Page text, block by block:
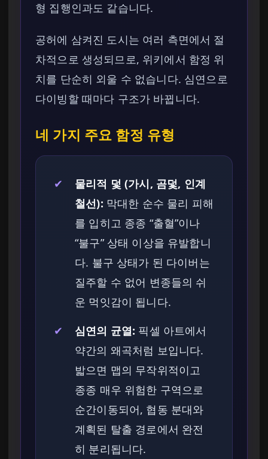
형 집행인과도 같습니다.
공허에 삼켜진 도시는 여러 측면에서 절
차적으로 생성되므로, 위키에서 함정 위
치를 단순히 외울 수 없습니다. 심연으로
다이빙할 때마다 구조가 바뀝니다.
네 가지 주요 함정 유형
✔
물리적 덫 (가시, 곰덫, 인계
철선): 막대한 순수 물리 피해
를 입히고 종종 “출혈”이나
“불구” 상태 이상을 유발합니
다. 불구 상태가 된 다이버는
질주할 수 없어 변종들의 쉬
운 먹잇감이 됩니다.
✔
심연의 균열: 픽셀 아트에서
약간의 왜곡처럼 보입니다.
밟으면 맵의 무작위적이고
종종 매우 위험한 구역으로
순간이동되어, 협동 분대와
계획된 탈출 경로에서 완전
히 분리됩니다.